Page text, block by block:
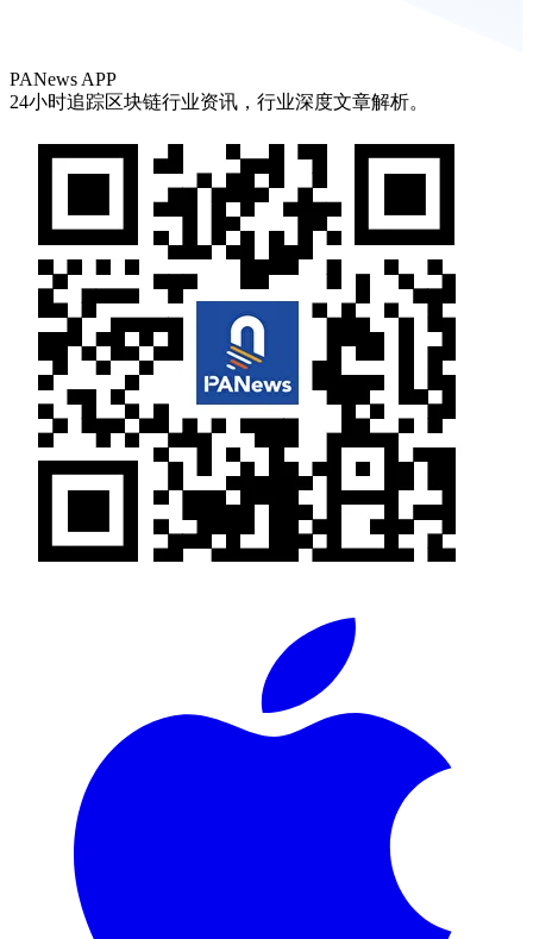
PANews APP
24小时追踪区块链行业资讯，行业深度文章解析。